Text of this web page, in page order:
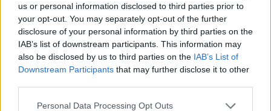
us or personal information disclosed to third parties prior to
your opt-out. You may separately opt-out of the further
disclosure of your personal information by third parties on the
IAB’s list of downstream participants. This information may
also be disclosed by us to third parties on the IAB’s List of
Downstream Participants that may further disclose it to other
Personal Data Processing Opt Outs